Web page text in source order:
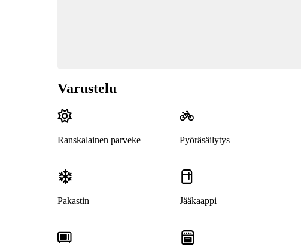
Varustelu
Ranskalainen parveke Pyöräsäilytys
Pakastin Jääkaappi